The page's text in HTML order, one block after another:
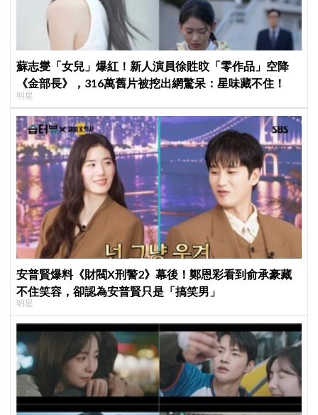
蘇志燮「女兒」爆紅！新人演員徐貹旼「零作品」空降
《金部長》，316萬舊片被挖出網驚呆：星味藏不住！
明星
安普賢爆料《財閥X刑警2》幕後！鄭恩彩看到俞承豪藏
不住笑容，卻認為安普賢只是「搞笑男」
明星